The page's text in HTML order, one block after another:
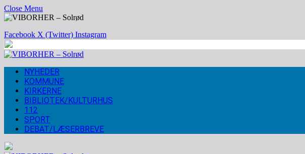
Close Menu
Facebook X (Twitter) Instagram
NYHEDER
KOMMUNE
KIRKERNE
BIBLIOTEK/KULTURHUS
112
SPORT
DEBAT/LÆSERBREVE